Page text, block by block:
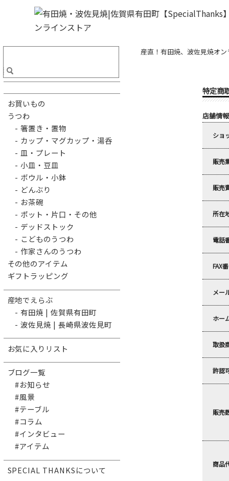
産直！有田焼、波佐見焼オン
特定商
店舗情報
ショ
販売
販売
所在
電話
FAX
メー
ホー
取扱
許認
販売
商品
お買いもの
うつわ
- 箸置き・置物
- カップ・マグカップ・湯呑
- 皿・プレート
- 小皿・豆皿
- ボウル・小鉢
- どんぶり
- お茶碗
- ポット・片口・その他
- デッドストック
- こどものうつわ
- 作家さんのうつわ
その他のアイテム
ギフトラッピング
産地でえらぶ
- 有田焼 | 佐賀県有田町
- 波佐見焼 | 長崎県波佐見町
お気に入りリスト
ブログ一覧
#お知らせ
#風景
#テーブル
#コラム
#インタビュー
#アイテム
SPECIAL THANKSについて